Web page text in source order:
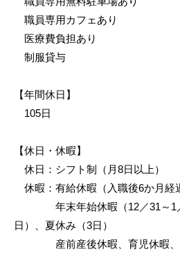
職員専用カフェあり
医療費負担あり
制服貸与
【年間休日】
105日
【休日・休暇】
休日：シフト制（月8日以上）
休暇：有給休暇（入職後6か月経
年末年始休暇（12／31～1／
日）、夏休み（3日）
産前産後休暇、育児休暇、介